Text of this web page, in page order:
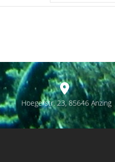
Hoegerstr. 23, 85646 Anzing